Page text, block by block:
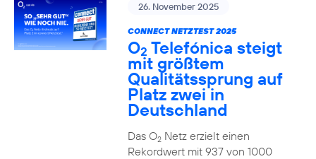
26. November 2025
CONNECT NETZTEST 2025
O2 Telefónica steigt
mit größtem
Qualitätssprung auf
Platz zwei in
Deutschland
Das O2Netz erzielt einen
Rekordwert mit 937 von 1000